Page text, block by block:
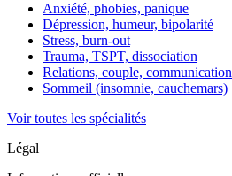
Anxiété, phobies, panique
Dépression, humeur, bipolarité
Stress, burn-out
Trauma, TSPT, dissociation
Relations, couple, communication
Sommeil (insomnie, cauchemars)
Voir toutes les spécialités
Légal